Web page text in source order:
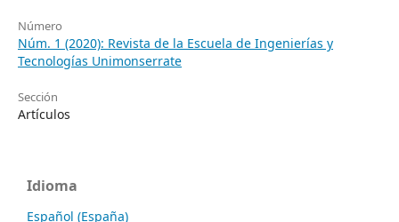
Número
Núm. 1 (2020): Revista de la Escuela de Ingenierías y
Tecnologías Unimonserrate
Sección
Artículos
Idioma
Español (España)